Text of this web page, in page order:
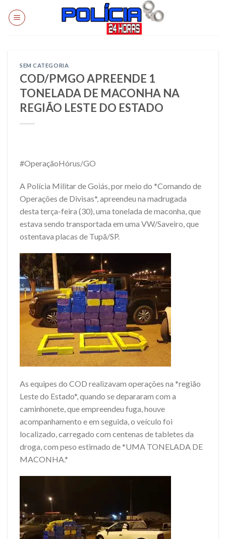
SEM CATEGORIA
COD/PMGO APREENDE 1
TONELADA DE MACONHA NA
REGIÃO LESTE DO ESTADO
#OperaçãoHórus/GO
A Polícia Militar de Goiás, por meio do *Comando de
Operações de Divisas*, apreendeu na madrugada
desta terça-feira (30), uma tonelada de maconha, que
estava sendo transportada em uma VW/Saveiro, que
ostentava placas de Tupã/SP.
As equipes do COD realizavam operações na *região
Leste do Estado*, quando se depararam com a
caminhonete, que empreendeu fuga, houve
acompanhamento e em seguida, o veículo foi
localizado, carregado com centenas de tabletes da
droga, com peso estimado de *UMA TONELADA DE
MACONHA.*